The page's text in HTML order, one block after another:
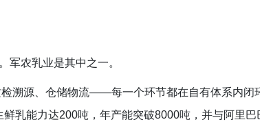
军农乳业是其中之一。
溯源、仓储物流——每一个环节都在自有体系内闭
乳能力达200吨，年产能突破8000吨，并与阿里巴